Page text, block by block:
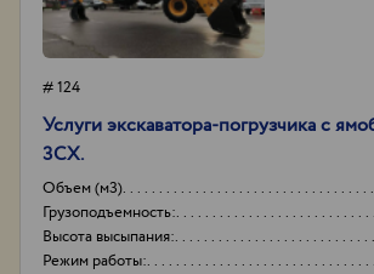
# 124
Услуги экскаватора-погрузчика с
3CX.
Объем (м3)
Грузоподъемность:
Высота высыпания:
Режим работы: